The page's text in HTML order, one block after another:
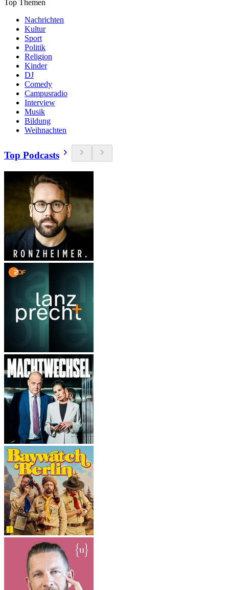
Top Themen
Nachrichten
Kultur
Sport
Politik
Religion
Kinder
DJ
Comedy
Campusradio
Interview
Musik
Bildung
Weihnachten
Top Podcasts